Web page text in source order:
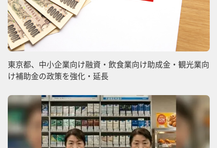
東京都、中小企業向け融資・飲食業向け助成金・観光業向
け補助金の政策を強化・延長